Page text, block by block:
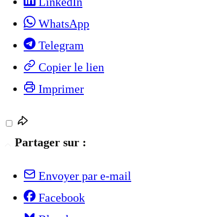
WhatsApp
Telegram
Copier le lien
Imprimer
Partager sur :
Envoyer par e-mail
Facebook